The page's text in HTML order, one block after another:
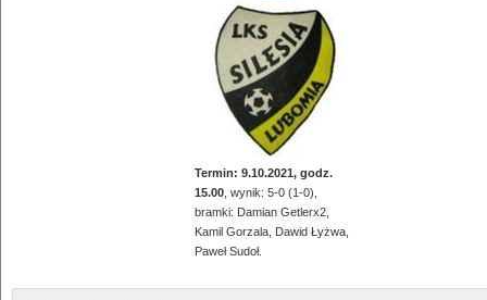
Termin: 9.10.2021, godz.
15.00, wynik: 5-0 (1-0),
bramki: Damian Getlerx2,
Kamil Gorzala, Dawid Łyżwa,
Paweł Sudoł.